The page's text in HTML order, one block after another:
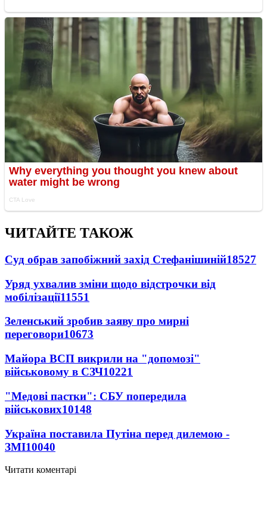
ЧИТАЙТЕ ТАКОЖ
Суд обрав запобіжний захід Стефанішиній18527
Уряд ухвалив зміни щодо відстрочки від
мобілізації11551
Зеленський зробив заяву про мирні
переговори10673
Майора ВСП викрили на "допомозі"
військовому в СЗЧ10221
"Медові пастки": СБУ попередила
військових10148
Україна поставила Путіна перед дилемою -
ЗМІ10040
Читати коментарі